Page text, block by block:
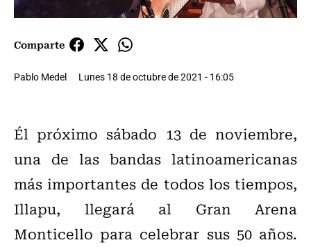
Comparte
Pablo Medel Lunes 18 de octubre de 2021 - 16:05
Él próximo sábado 13 de noviembre,
una de las bandas latinoamericanas
más importantes de todos los tiempos,
Illapu, llegará al Gran Arena
Monticello para celebrar sus 50 años.